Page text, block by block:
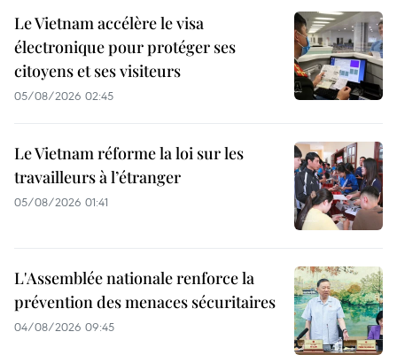
Le Vietnam accélère le visa
électronique pour protéger ses
citoyens et ses visiteurs
05/08/2026 02:45
Le Vietnam réforme la loi sur les
travailleurs à l’étranger
05/08/2026 01:41
L'Assemblée nationale renforce la
prévention des menaces sécuritaires
04/08/2026 09:45